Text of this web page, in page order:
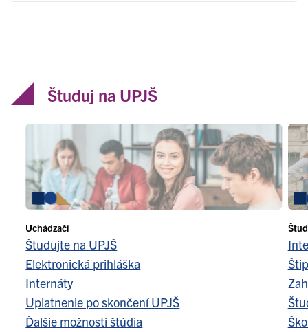
Študuj na UPJŠ
Uchádzači
Študujte na UPJŠ
Elektronická prihláška
Internáty
Uplatnenie po skončení UPJŠ
Ďalšie možnosti štúdia